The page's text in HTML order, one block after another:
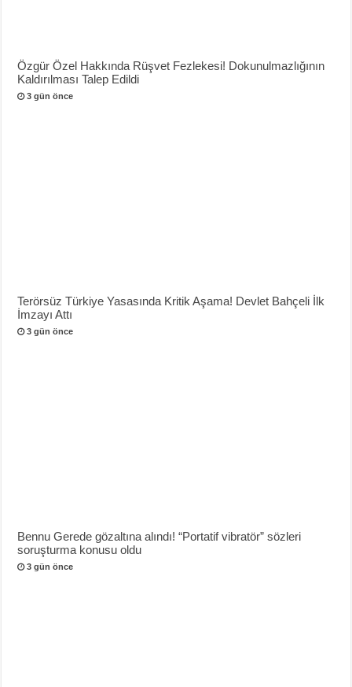
Özgür Özel Hakkında Rüşvet Fezlekesi! Dokunulmazlığının
Kaldırılması Talep Edildi
3 gün önce
Terörsüz Türkiye Yasasında Kritik Aşama! Devlet Bahçeli İlk
İmzayı Attı
3 gün önce
Bennu Gerede gözaltına alındı! “Portatif vibratör” sözleri
soruşturma konusu oldu
3 gün önce